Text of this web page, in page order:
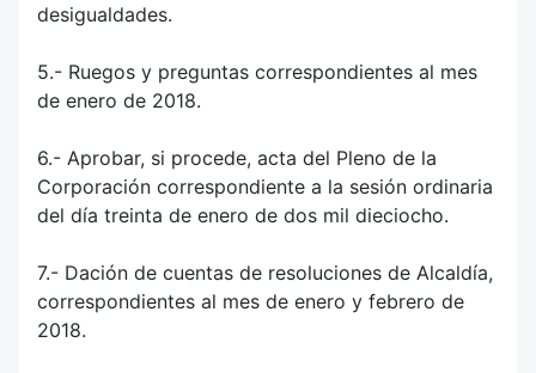
desigualdades.
5.- Ruegos y preguntas correspondientes al mes
de enero de 2018.
6.- Aprobar, si procede, acta del Pleno de la
Corporación correspondiente a la sesión ordinaria
del día treinta de enero de dos mil dieciocho.
7.- Dación de cuentas de resoluciones de Alcaldía,
correspondientes al mes de enero y febrero de
2018.